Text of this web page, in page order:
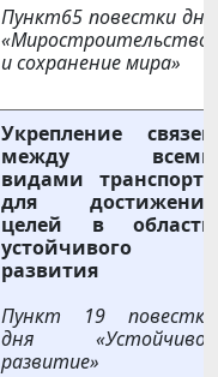
Пункт65 повестки дня
«Миростроительство
и сохранение мира»
Укрепление связей
между всеми
видами транспорта
для достижения
целей в области
устойчивого
развития
Пункт 19 повестки
дня «Устойчивое
развитие»